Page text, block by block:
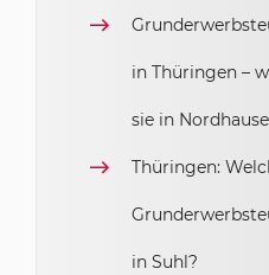
in Thüringen –
sie in
Thüringen:
in Suhl?